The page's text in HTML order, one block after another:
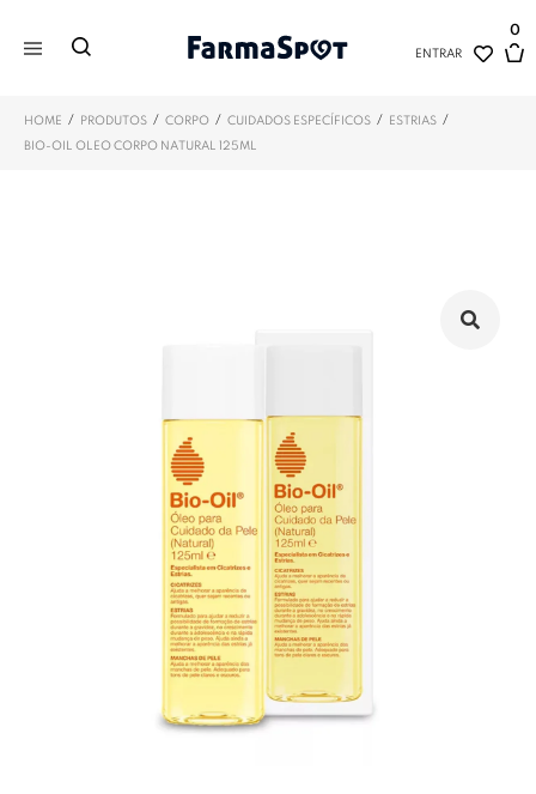
ENTRAR
0
HOME / PRODUTOS / CORPO / CUIDADOS ESPECÍFICOS / ESTRIAS /
BIO-OIL OLEO CORPO NATURAL 125ML